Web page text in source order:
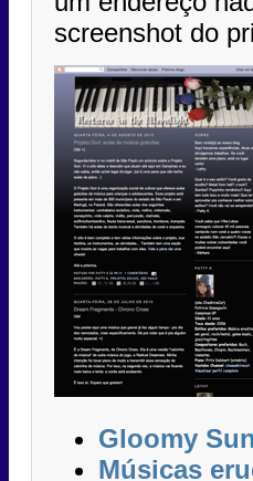
screenshot do
Gloomy
Músicas